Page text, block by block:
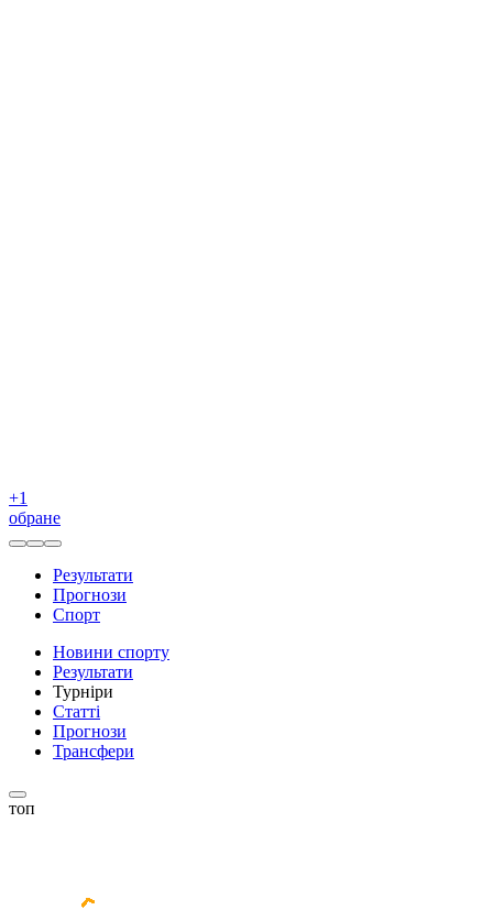
+1
обране
Результати
Прогнози
Спорт
Новини спорту
Результати
Турніри
Статті
Прогнози
Трансфери
топ